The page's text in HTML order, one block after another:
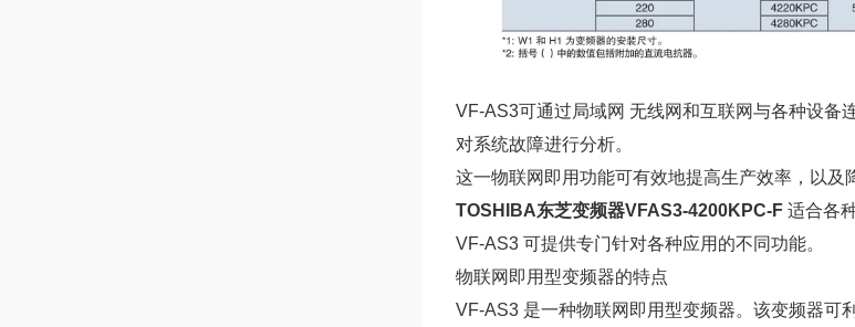
VF-AS3可通过局域网 无线网和互联网与各种设备
对系统故障进行分析。
这一物联网即用功能可有效地提高生产效率，以及
TOSHIBA东芝变频器VFAS3-4200KPC-F 适合各
VF-AS3 可提供专门针对各种应用的不同功能。
物联网即用型变频器的特点
VF-AS3 是一种物联网即用型变频器。该变频器可